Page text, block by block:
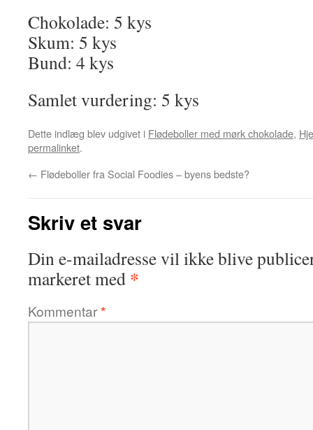
Chokolade: 5 kys
Skum: 5 kys
Bund: 4 kys
Samlet vurdering: 5 kys
Dette indlæg blev udgivet i Flødeboller med mørk chokolade,
permalinket.
← Flødeboller fra Social Foodies – byens bedste?
Skriv et svar
Din e-mailadresse vil ikke blive
markeret med *
Kommentar*